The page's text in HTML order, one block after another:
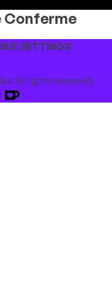
Conferme
SETTINGS
all rights reserved